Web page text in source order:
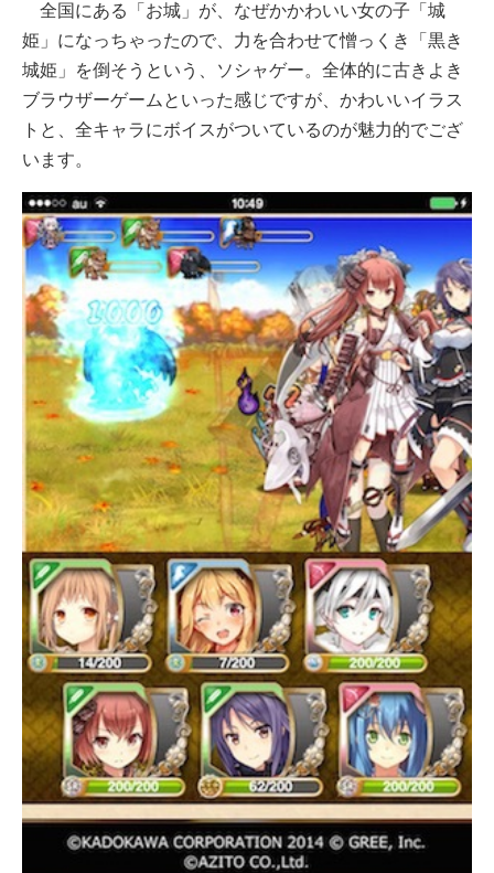
全国にある「お城」が、なぜかかわいい女の子「城
姫」になっちゃったので、力を合わせて憎っくき「黒き
城姫」を倒そうという、ソシャゲー。全体的に古きよき
ブラウザーゲームといった感じですが、かわいいイラス
トと、全キャラにボイスがついているのが魅力的でござ
います。